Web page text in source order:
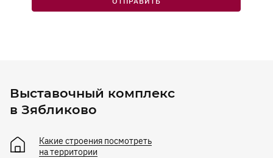
Выставочный комплекс
в Зябликово
Какие строения посмотреть
на территории